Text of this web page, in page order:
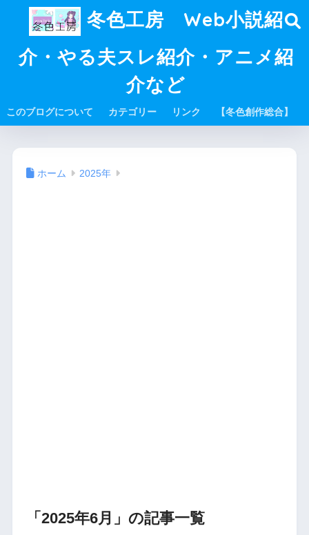
冬色工房 Web小説紹
介・やる夫スレ紹介・アニメ紹
介など
このブログについて カテゴリー リンク 【冬色創作総合】
ホーム 2025年
「2025年6月」の記事一覧